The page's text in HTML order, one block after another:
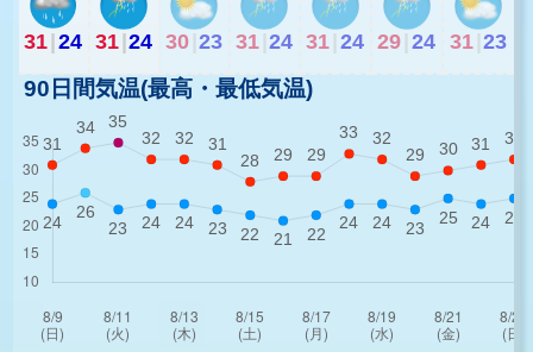
31|24 31|24 30 23 31 24 31 24 29 24 31 23
90日間気温(最高・最低気温)